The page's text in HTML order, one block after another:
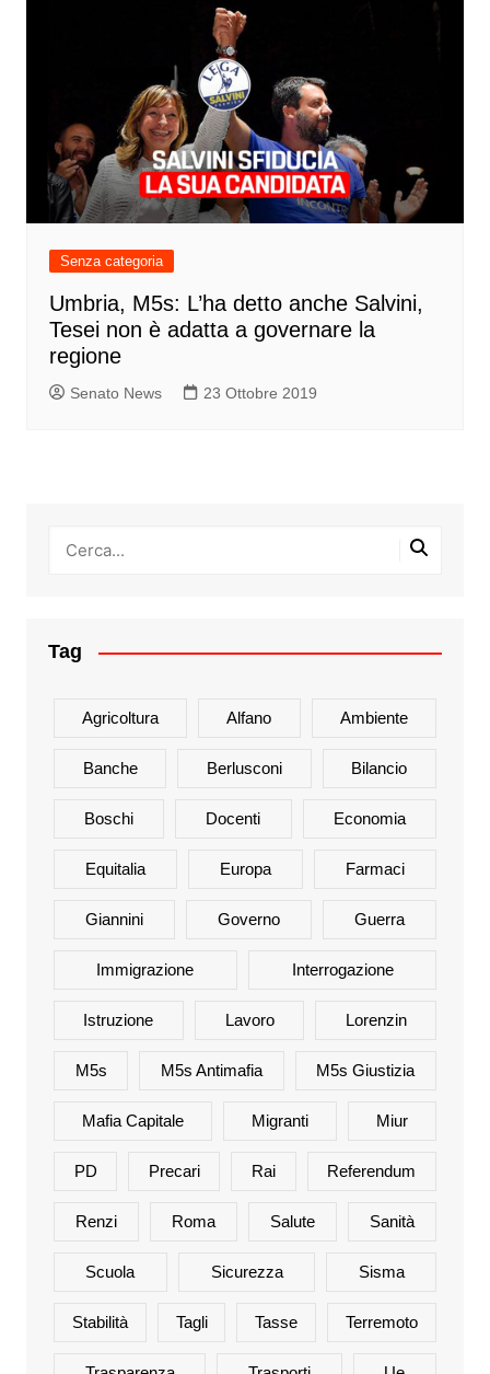
Senza categoria
Umbria, M5s: L’ha detto anche Salvini,
Tesei non è adatta a governare la
regione
Senato News 23 Ottobre 2019
Tag
Agricoltura Alfano Ambiente
Banche Berlusconi Bilancio
Boschi Docenti Economia
Equitalia Europa Farmaci
Giannini Governo Guerra
Immigrazione Interrogazione
Istruzione Lavoro Lorenzin
M5s M5s Antimafia M5s Giustizia
Mafia Capitale Migranti Miur
PD Precari Rai Referendum
Renzi Roma Salute Sanità
Scuola Sicurezza Sisma
Stabilità Tagli Tasse Terremoto